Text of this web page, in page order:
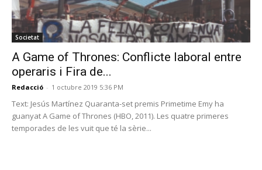
Societat
A Game of Thrones: Conflicte laboral entre
operaris i Fira de...
Redacció - 1 octubre 2019 5:36 PM
Text: Jesús Martínez Quaranta-set premis Primetime Emy ha
guanyat A Game of Thrones (HBO, 2011). Les quatre primeres
temporades de les vuit que té la sèrie...